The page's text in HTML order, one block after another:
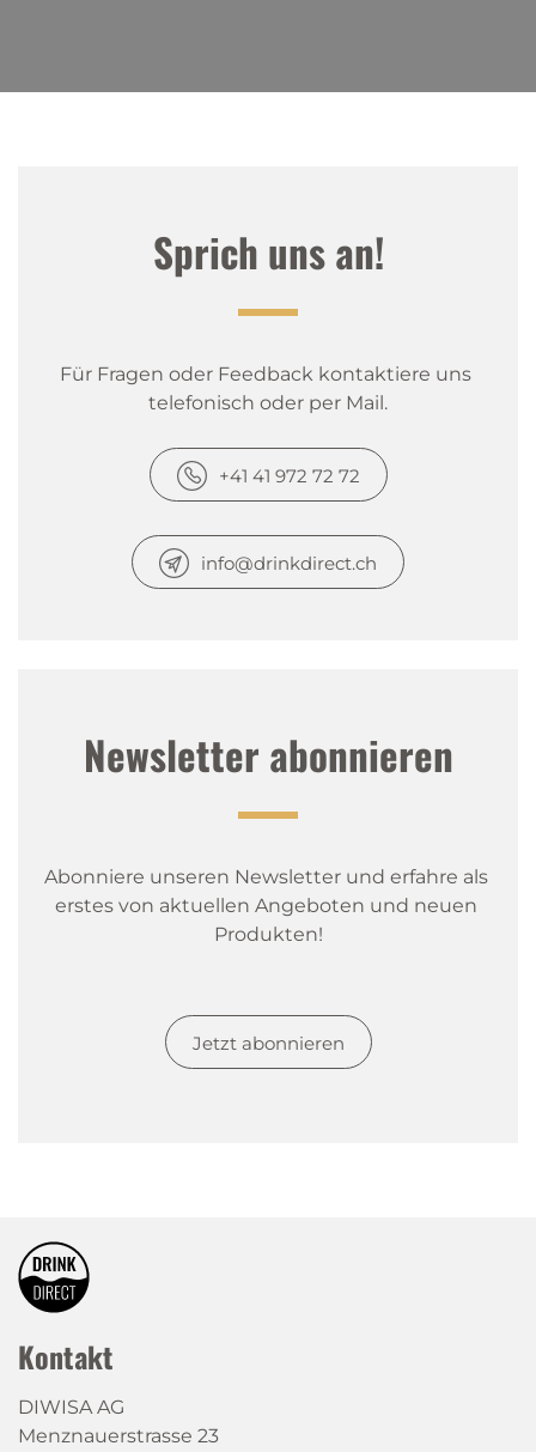
Sprich uns an!
Für Fragen oder Feedback kontaktiere uns
telefonisch oder per Mail.
+41 41 972 72 72
info@drinkdirect.ch
Newsletter abonnieren
Abonniere unseren Newsletter und erfahre als
erstes von aktuellen Angeboten und neuen
Produkten!
Jetzt abonnieren
Kontakt
DIWISA AG
Menznauerstrasse 23